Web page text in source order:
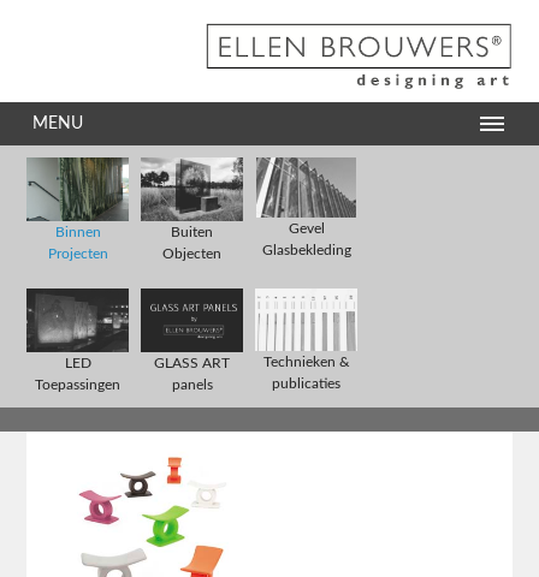
MENU
Binnen
Projecten
Buiten
Objecten
Gevel
Glasbekleding
LED
Toepassingen
GLASS ART
panels
Technieken &
publicaties